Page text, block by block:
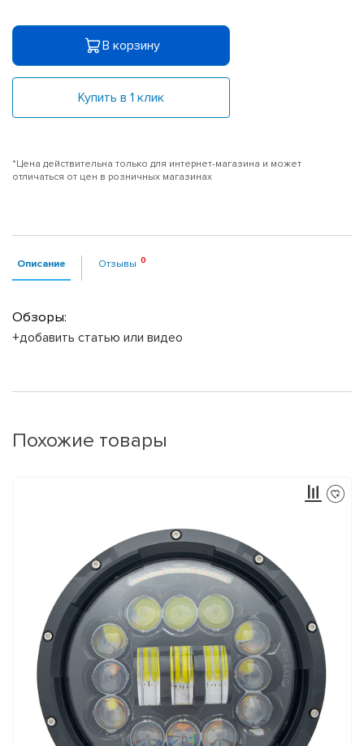
В корзину
Купить в 1 клик
*Цена действительна только для интернет-магазина и может
отличаться от цен в розничных магазинах
Описание Отзывы
Обзоры:
+добавить статью или видео
Похожие товары